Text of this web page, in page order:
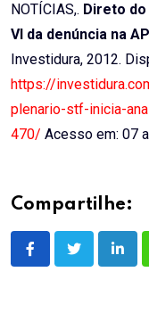
NOTÍCIAS,. Direto
VI da denúncia na
Investidura, 2012.
https://
plenario-stf-inicia-
470/ Acesso em: 07
Compartilhe: